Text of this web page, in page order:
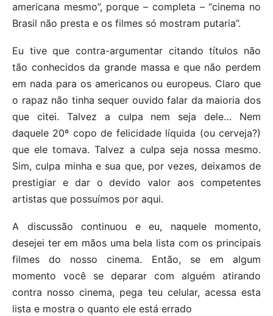
americana mesmo”, porque – completa – “cinema no
Brasil não presta e os filmes só mostram putaria”.
Eu tive que contra-argumentar citando títulos não
tão conhecidos da grande massa e que não perdem
em nada para os americanos ou europeus. Claro que
o rapaz não tinha sequer ouvido falar da maioria dos
que citei. Talvez a culpa nem seja dele… Nem
daquele 20º copo de felicidade líquida (ou cerveja?)
que ele tomava. Talvez a culpa seja nossa mesmo.
Sim, culpa minha e sua que, por vezes, deixamos de
prestigiar e dar o devido valor aos competentes
artistas que possuímos por aqui.
A discussão continuou e eu, naquele momento,
desejei ter em mãos uma bela lista com os principais
filmes do nosso cinema. Então, se em algum
momento você se deparar com alguém atirando
contra nosso cinema, pega teu celular, acessa esta
lista e mostra o quanto ele está errado